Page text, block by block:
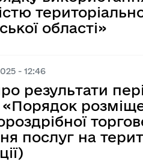
області»
- 12:46
результати
послуг на